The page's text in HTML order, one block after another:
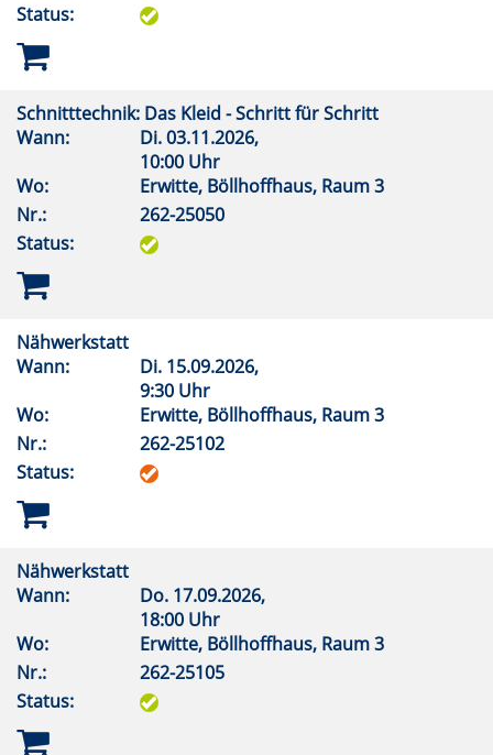
Status:
Schnitttechnik: Das Kleid - Schritt für Schritt
Wann:
Di.03.11.2026,
10:00 Uhr
Wo:
Erwitte, Böllhoffhaus, Raum 3
Nr.:
262-25050
Status:
Nähwerkstatt
Wann:
Di. 15.09.2026,
9:30 Uhr
Wo:
Erwitte, Böllhoffhaus, Raum 3
Nr.:
262-25102
Status:
Nähwerkstatt
Wann:
Do. 17.09.2026,
18:00 Uhr
Wo:
Erwitte, Böllhoffhaus, Raum 3
Nr.:
262-25105
Status: